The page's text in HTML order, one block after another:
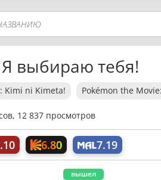
выбираю тебя!
Kimi ni Kimeta! Pokémon the
12 837 просмотров
6.80 7.19
вышел